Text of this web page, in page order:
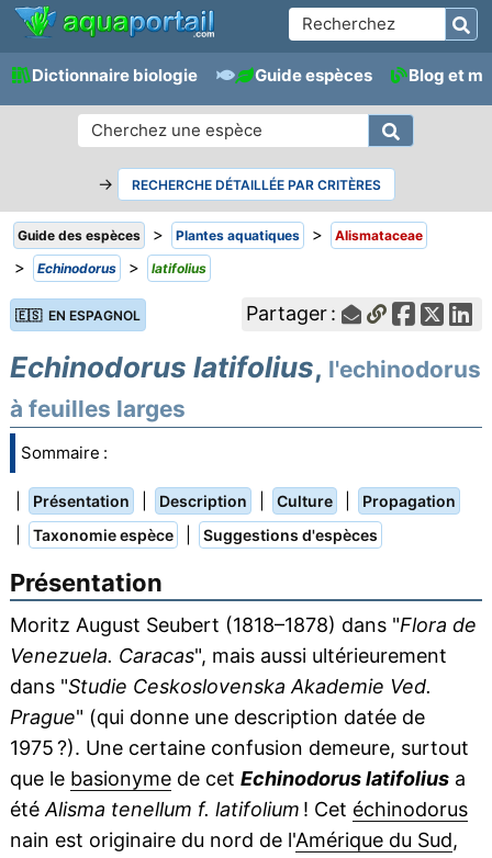
Dictionnaire biologie Guide espèces Blog et
→ RECHERCHE DÉTAILLÉE PAR CRITÈRES
Guide des espèces > Plantes aquatiques > Alismataceae
> Echinodorus > latifolius
🇪🇸 EN ESPAGNOL Partager :
Echinodorus latifolius, l'echinodorus
à feuilles larges
Sommaire :
Présentation Description Culture Propagation
Taxonomie espèce Suggestions d'espèces
Présentation
Moritz August Seubert (1818–1878) dans "Flora de
Venezuela. Caracas", mais aussi ultérieurement
dans "Studie Ceskoslovenska Akademie Ved.
Prague" (qui donne une description datée de
1975 ?). Une certaine confusion demeure, surtout
que le basionymede cet Echinodorus latifoliusa
été Alisma tenellum f. latifolium ! Cet échinodorus
nain est originaire du nord de l'Amérique du Sud,